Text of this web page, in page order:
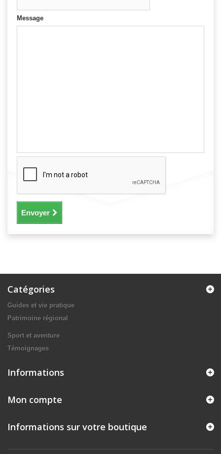
Message
Envoyer
Catégories
Guides et vie pratique
Patrimoine régional
Sport et aventure
Témoignages
Informations
Mon compte
Informations sur votre boutique